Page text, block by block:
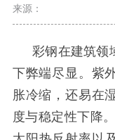
来源：
彩钢在建筑领
下弊端尽显。紫
胀冷缩，还易在
度与稳定性下降